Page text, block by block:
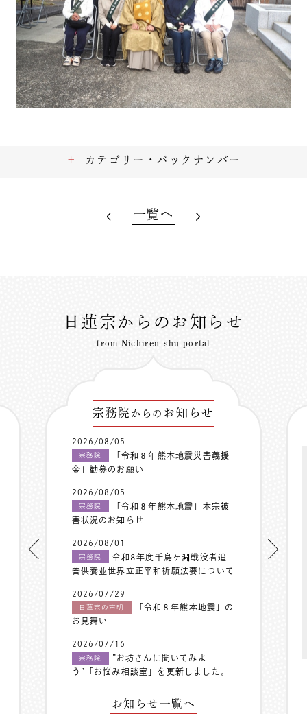
カテゴリー・バックナンバー
一覧へ
日蓮宗からのお知らせ
from Nichiren-shu portal
宗務院 からの お知らせ
2026/08/05
宗務院
「令和８年熊本地震災害義援
金」勧募のお願い
2026/08/05
宗務院
「令和８年熊本地震」本宗被
害状況のお知らせ
2026/08/01
宗務院
令和8年度千鳥ヶ淵戦没者追
善供養並世界立正平和祈願法要について
2026/07/29
日蓮宗の声明
「令和８年熊本地震」の
お見舞い
2026/07/16
宗務院
”お坊さんに聞いてみよ
う”「お悩み相談室」を更新しました。
お知らせ一覧へ